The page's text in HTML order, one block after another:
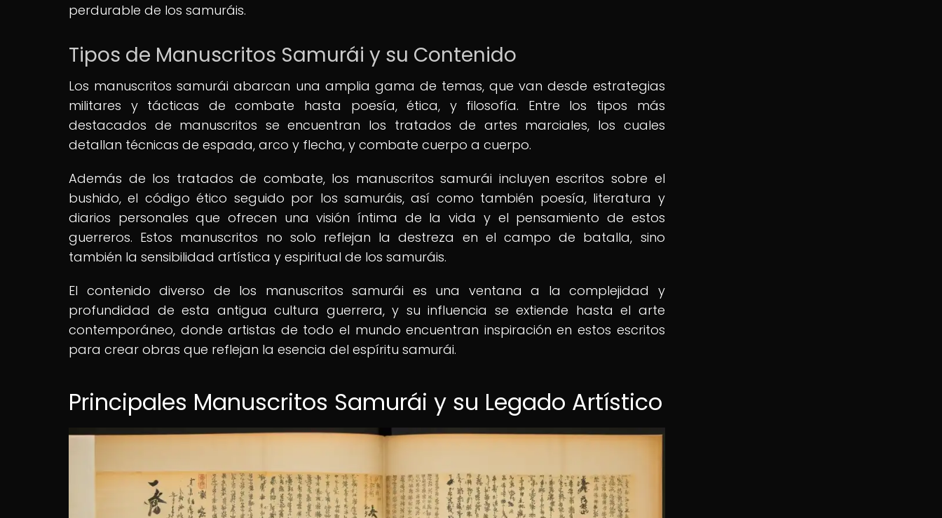
perdurable de los samuráis.
Tipos de Manuscritos Samurái y su Contenido
Los manuscritos samurái abarcan una amplia gama de temas, que van desde estrategias
militares y tácticas de combate hasta poesía, ética, y filosofía. Entre los tipos más
destacados de manuscritos se encuentran los tratados de artes marciales, los cuales
detallan técnicas de espada, arco y flecha, y combate cuerpo a cuerpo.
Además de los tratados de combate, los manuscritos samurái incluyen escritos sobre el
bushido, el código ético seguido por los samuráis, así como también poesía, literatura y
diarios personales que ofrecen una visión íntima de la vida y el pensamiento de estos
guerreros. Estos manuscritos no solo reflejan la destreza en el campo de batalla, sino
también la sensibilidad artística y espiritual de los samuráis.
El contenido diverso de los manuscritos samurái es una ventana a la complejidad y
profundidad de esta antigua cultura guerrera, y su influencia se extiende hasta el arte
contemporáneo, donde artistas de todo el mundo encuentran inspiración en estos escritos
para crear obras que reflejan la esencia del espíritu samurái.
Principales Manuscritos Samurái y su Legado Artístico